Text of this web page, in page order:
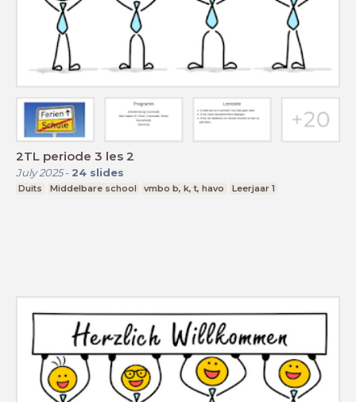
2TL periode 3 les 2
July 2025- 24 slides
Duits Middelbare school vmbo b, k, t, havo Leerjaar 1